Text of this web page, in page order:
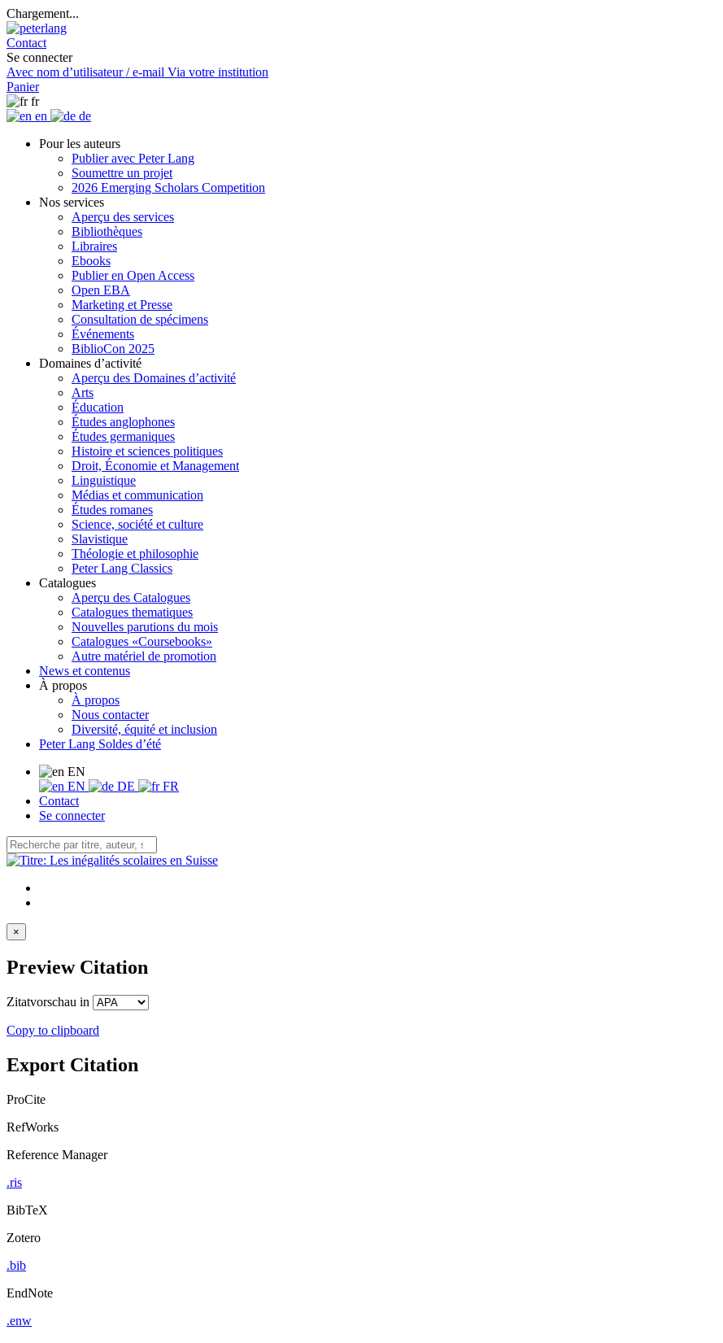
Chargement...
Contact
Se connecter
Avec nom d’utilisateur / e-mail Via votre institution
Panier
fr
en
de
Pour les auteurs
Publier avec Peter Lang
Soumettre un projet
2026 Emerging Scholars Competition
Nos services
Aperçu des services
Bibliothèques
Libraires
Ebooks
Publier en Open Access
Open EBA
Marketing et Presse
Consultation de spécimens
Événements
BiblioCon 2025
Domaines d’activité
Aperçu des Domaines d’activité
Arts
Éducation
Études anglophones
Études germaniques
Histoire et sciences politiques
Droit, Économie et Management
Linguistique
Médias et communication
Études romanes
Science, société et culture
Slavistique
Théologie et philosophie
Peter Lang Classics
Catalogues
Aperçu des Catalogues
Catalogues thematiques
Nouvelles parutions du mois
Catalogues «Coursebooks»
Autre matériel de promotion
News et contenus
À propos
À propos
Nous contacter
Diversité, équité et inclusion
Peter Lang Soldes d’été
EN
EN
DE
FR
Contact
Se connecter
×
Preview Citation
Zitatvorschau in
Copy to clipboard
Export Citation
ProCite
RefWorks
Reference Manager
.ris
BibTeX
Zotero
.bib
EndNote
.enw